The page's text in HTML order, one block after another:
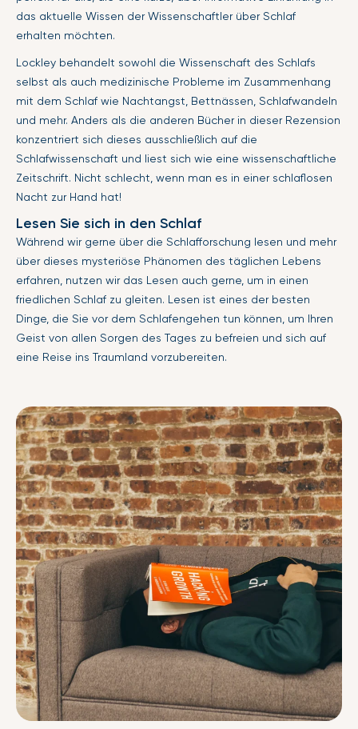
das aktuelle Wissen der Wissenschaftler über Schlaf
erhalten möchten.
Lockley behandelt sowohl die Wissenschaft des Schlafs
selbst als auch medizinische Probleme im Zusammenhang
mit dem Schlaf wie Nachtangst, Bettnässen, Schlafwandeln
und mehr. Anders als die anderen Bücher in dieser Rezension
konzentriert sich dieses ausschließlich auf die
Schlafwissenschaft und liest sich wie eine wissenschaftliche
Zeitschrift. Nicht schlecht, wenn man es in einer schlaflosen
Nacht zur Hand hat!
Lesen Sie sich in den Schlaf
Während wir gerne über die Schlafforschung lesen und mehr
über dieses mysteriöse Phänomen des täglichen Lebens
erfahren, nutzen wir das Lesen auch gerne, um in einen
friedlichen Schlaf zu gleiten. Lesen ist eines der besten
Dinge, die Sie vor dem Schlafengehen tun können, um Ihren
Geist von allen Sorgen des Tages zu befreien und sich auf
eine Reise ins Traumland vorzubereiten.